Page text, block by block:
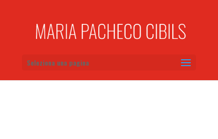
Seleziona una pagina